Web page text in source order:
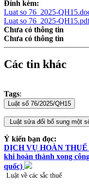
Đính kèm:
Luat so 76_2025-
Luat so 76_2025-
Chưa có thông tin
Chưa có thông tin
Các tin khác
Tags:
Ý kiến bạn đọc:
DỊCH VỤ HOÀN THUẾ
khi hoàn thành xong
quốc)
Luật về các sắc thuế